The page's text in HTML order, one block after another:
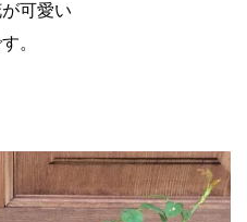
可愛い
。